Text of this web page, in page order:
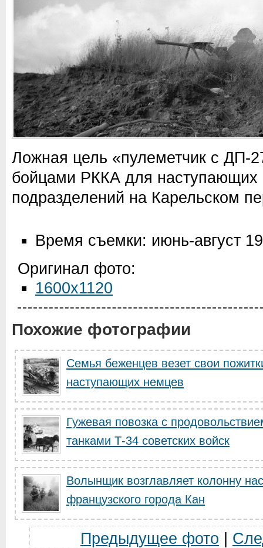
Ложная цель «пулеметчик с ДП-
бойцами РККА для наступающих
подразделений на Карельском
Время съемки: июнь-август
Оригинал фото:
1600x1120
Похожие фотографии
Семья беженцев везет свои
наступающих немцев
Гужевая повозка с
танками Т-34 советских войск
Волынщик возглавляет колонну
французского города Кан
Предыдущее фото